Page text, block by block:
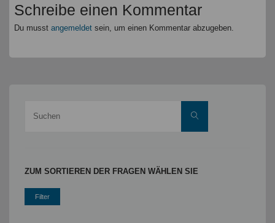
Schreibe einen Kommentar
Du musstangemeldet sein, um einen Kommentar abzugeben.
Suchen
ZUM SORTIEREN DER FRAGEN WÄHLEN SIE